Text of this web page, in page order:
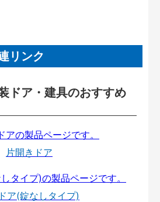
リンク
ドア・建具のおすすめ
片開きドア
ア(錠なしタイプ)